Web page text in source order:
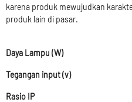
karena produk mewujudkan
produk lain di pasar.
Daya Lampu (W)
Tegangan input (v)
Rasio IP